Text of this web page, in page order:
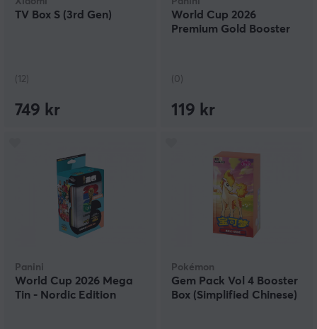
TV Box S (3rd Gen)
(12)
749 kr
World Cup 2026
Premium Gold Booster
(0)
119 kr
Panini
World Cup 2026 Mega
Tin - Nordic Edition
Pokémon
Gem Pack Vol 4 Booster
Box (Simplified Chinese)